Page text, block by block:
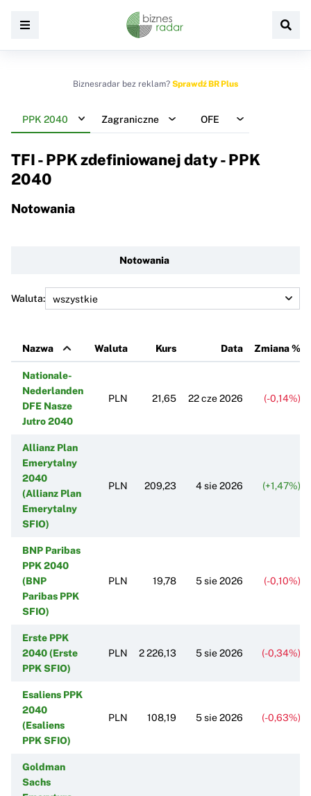
Biznesradar bez reklam? Sprawdź BR Plus
PPK 2040 Zagraniczne OFE
TFI - PPK zdefiniowanej daty - PPK
2040
Notowania
Notowania
Waluta:
Nazwa Waluta Kurs Data Zmiana %
Nationale-
Nederlanden
DFE Nasze
Jutro 2040
PLN 21,65 22 cze 2026 (-0,14%)
Allianz Plan
Emerytalny
2040
(Allianz Plan
Emerytalny
SFIO)
PLN 209,23 4 sie 2026 (+1,47%)
BNP Paribas
PPK 2040
(BNP
Paribas PPK
SFIO)
PLN 19,78 5 sie 2026 (-0,10%)
Erste PPK
2040 (Erste
PPK SFIO)
PLN 2 226,13 5 sie 2026 (-0,34%)
Esaliens PPK
2040
(Esaliens
PPK SFIO)
PLN 108,19 5 sie 2026 (-0,63%)
Goldman
Sachs